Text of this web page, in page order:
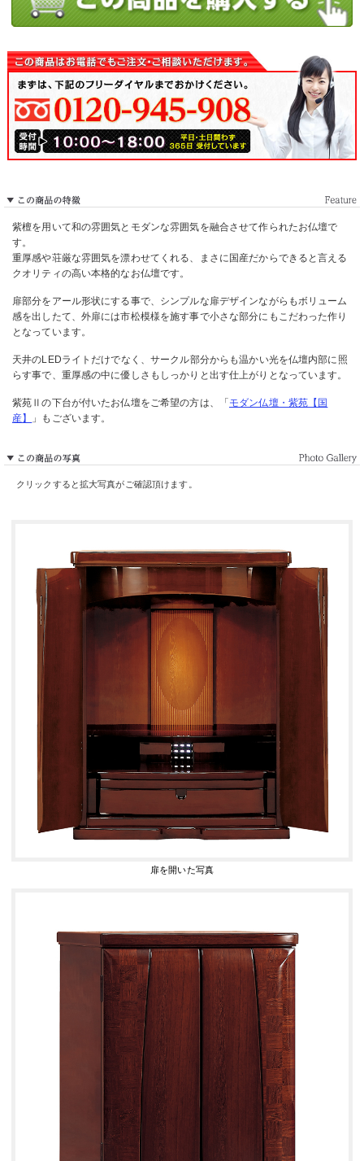
紫檀を用いて和の雰囲気とモダンな雰囲気を融合させて作られたお仏壇で
す。
重厚感や荘厳な雰囲気を漂わせてくれる、まさに国産だからできると言える
クオリティの高い本格的なお仏壇です。
扉部分をアール形状にする事で、シンプルな扉デザインながらもボリューム
感を出したて、外扉には市松模様を施す事で小さな部分にもこだわった作り
となっています。
天井のLEDライトだけでなく、サークル部分からも温かい光を仏壇内部に照
らす事で、重厚感の中に優しさもしっかりと出す仕上がりとなっています。
紫苑Ⅱの下台が付いたお仏壇をご希望の方は、「モダン仏壇・紫苑【国
産】
」もございます。
クリックすると拡大写真がご確認頂けます。
扉を開いた写真